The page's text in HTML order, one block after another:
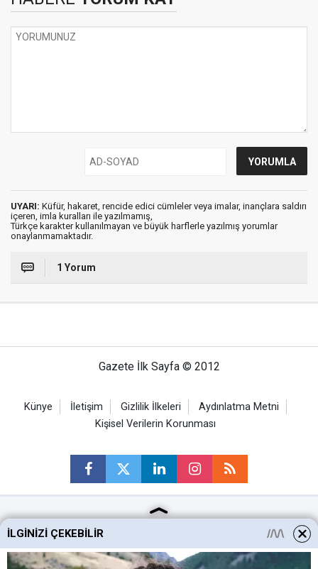
UYARI: Küfür, hakaret, rencide edici cümleler veya imalar, inançlara saldırı
içeren, imla kuralları ile yazılmamış,
Türkçe karakter kullanılmayan ve büyük harflerle yazılmış yorumlar
onaylanmamaktadır.
1 Yorum
Gazete İlk Sayfa © 2012
Künye İletişim Gizlilik İlkeleri
Aydınlatma Metni
Kişisel Verilerin Korunması
Ankara Haberleri
Keçiören Haberleri
İLGINIZI ÇEKEBILIR